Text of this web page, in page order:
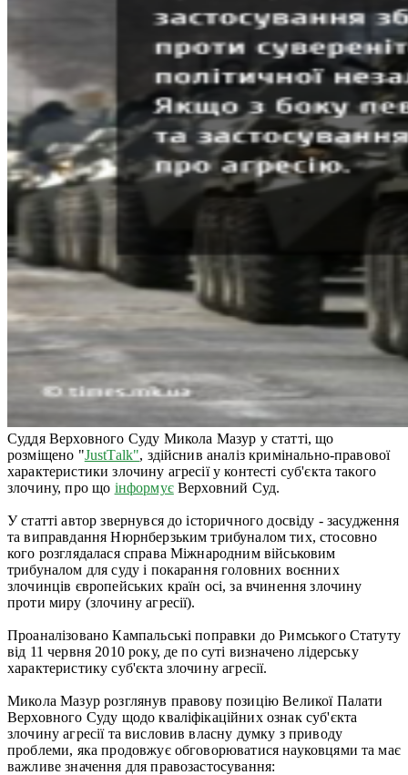
Суддя Верховного Суду Микола Мазур у статті, що
розміщено "JustTalk", здійснив аналіз кримінально-правової
характеристики злочину агресії у контесті суб'єкта такого
злочину, про що інформуєВерховний Суд.
У статті автор звернувся до історичного досвіду - засудження
та виправдання Нюрнберзьким трибуналом тих, стосовно
кого розглядалася справа Міжнародним військовим
трибуналом для суду і покарання головних воєнних
злочинців європейських країн осі, за вчинення злочину
проти миру (злочину агресії).
Проаналізовано Кампальські поправки до Римського Статуту
від 11 червня 2010 року, де по суті визначено лідерську
характеристику суб'єкта злочину агресії.
Микола Мазур розглянув правову позицію Великої Палати
Верховного Суду щодо кваліфікаційних ознак суб'єкта
злочину агресії та висловив власну думку з приводу
проблеми, яка продовжує обговорюватися науковцями та має
важливе значення для правозастосування: